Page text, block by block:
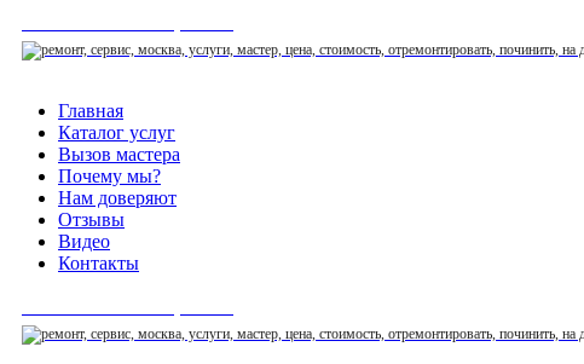
Главная
Каталог услуг
Вызов мастера
Почему мы?
Нам доверяют
Отзывы
Видео
Контакты